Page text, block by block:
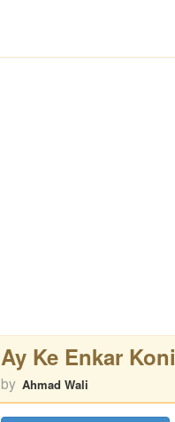
Ay Ke Enkar Koni
by Ahmad Wali